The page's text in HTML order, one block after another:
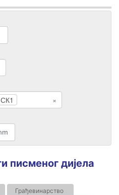
×
писменог дијела
Грађевинарство